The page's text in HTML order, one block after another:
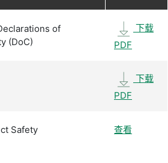
of
(DoC)
下载
PDF
下载
PDF
Safety 查看